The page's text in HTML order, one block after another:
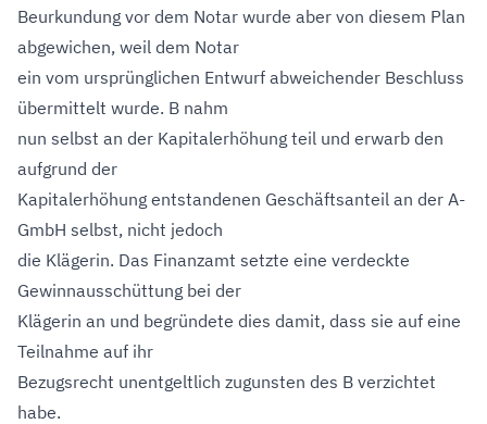
Beurkundung vor dem Notar wurde aber von diesem Plan
abgewichen, weil dem Notar
ein vom ursprünglichen Entwurf abweichender Beschluss
übermittelt wurde. B nahm
nun selbst an der Kapitalerhöhung teil und erwarb den
aufgrund der
Kapitalerhöhung entstandenen Geschäftsanteil an der A-
GmbH selbst, nicht jedoch
die Klägerin. Das Finanzamt setzte eine verdeckte
Gewinnausschüttung bei der
Klägerin an und begründete dies damit, dass sie auf eine
Teilnahme auf ihr
Bezugsrecht unentgeltlich zugunsten des B verzichtet
habe.